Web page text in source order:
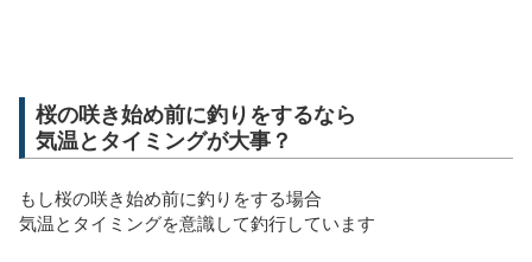
桜の咲き始め前に釣りをするなら
気温とタイミングが大事？
もし桜の咲き始め前に釣りをする場合
気温とタイミングを意識して釣行しています